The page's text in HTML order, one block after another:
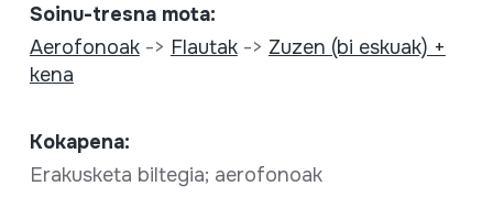
Soinu-tresna mota:
Aerofonoak-> Flautak-> Zuzen (bi eskuak) +
kena
Kokapena:
Erakusketa biltegia; aerofonoak